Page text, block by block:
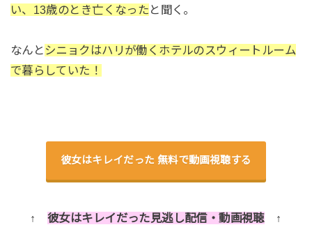
い、13歳のとき亡くなった と聞く。
なんと シニョクはハリが働くホテルのスウィートルーム
で暮らしていた！
彼女はキレイだった 無料で動画視聴する
↑彼女はキレイだった見逃し配信・動画視聴↑